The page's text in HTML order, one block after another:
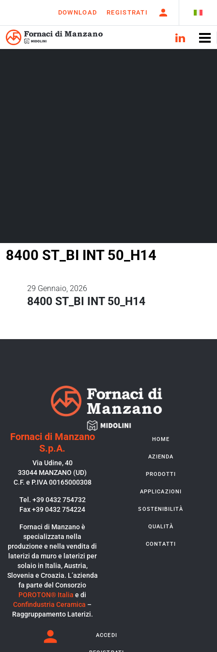
DOWNLOAD REGISTRATI
8400 ST_BI INT 50_H14
29 Gennaio, 2026
8400 ST_BI INT 50_H14
Fornaci di Manzano
S.p.A.
Via Udine, 40
33044 MANZANO (UD)
C.F. e P.IVA 00165000308
Tel. +39 0432 754732
Fax +39 0432 754224
Fornaci di Manzano è
specializzata nella
produzione e nella vendita di
laterizi da muro e laterizi per
solaio in Italia, Austria,
Slovenia e Croazia. L’azienda
fa parte del Consorzio
POROTON® Italia e di
Confindustria Ceramica –
Raggruppamento Laterizi.
HOME
AZIENDA
PRODOTTI
APPLICAZIONI
SOSTENIBILITÀ
QUALITÀ
CONTATTI
ACCEDI